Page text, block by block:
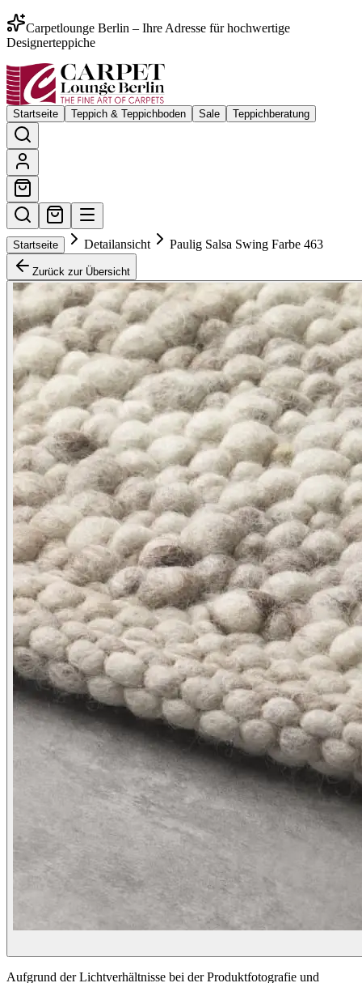
Carpetlounge Berlin – Ihre Adresse für hochwertige
Designerteppiche
Startseite Teppich & Teppichboden Sale Teppichberatung
Startseite Detailansicht Paulig Salsa Swing Farbe 463
Zurück zur Übersicht
Aufgrund der Lichtverhältnisse bei der Produktfotografie und